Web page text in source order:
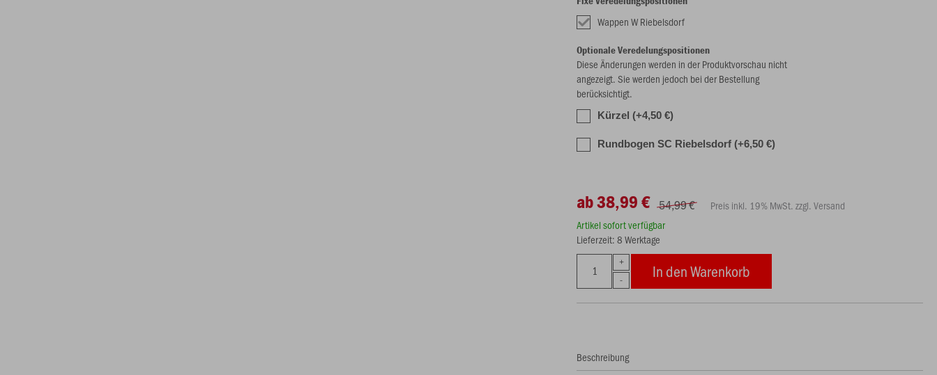
Wappen W Riebelsdorf
Optionale Veredelungspositionen
Diese Änderungen werden in der Produktvorschau nicht
angezeigt. Sie werden jedoch bei der Bestellung
berücksichtigt.
Kürzel (+4,50 €)
Rundbogen SC Riebelsdorf (+6,50 €)
ab 38,99 € 54,99 €
Preis inkl. 19% MwSt. zzgl. Versand
Artikel sofort verfügbar
Lieferzeit: 8 Werktage
In den Warenkorb
Beschreibung